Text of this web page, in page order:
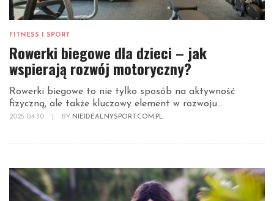
FITNESS I SPORT
Rowerki biegowe dla dzieci – jak
wspierają rozwój motoryczny?
Rowerki biegowe to nie tylko sposób na aktywność
fizyczną, ale także kluczowy element w rozwoju...
2025-04-30 BY NIEIDEALNYSPORT.COM.PL